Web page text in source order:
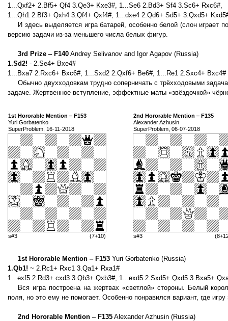
1...Qxf2+ 2.Bf5+ Qf4 3.Qe3+ Kxe3#, 1...Se6 2.Bd3+ Sf4 3.Sc6+ Rxc6#,
1...Qh1 2.Bf3+ Qxh4 3.Qf4+ Qxf4#, 1...dxe4 2.Qd6+ Sd5+ 3.Qxd5+
И здесь выделяется игра батарей, особенно белой (слон играет
версию задачи из-за меньшего числа белых фигур.
3rd Prize ‒ F140 Andrey Selivanov and Igor Agapov (Russia)
1.Sd2! - 2.Se4+ Bxe4#
1...Bxa7 2.Rxc6+ Bxc6#, 1...Sxd2 2.Qxf6+ Be6#, 1...Re1 2.Sxc4+ Bxc4#
Обычно двухходовкам трудно соперничать с трёхходовыми
задаче. Жертвенное вступление, эффектные маты «звёздочкой»
1st Hororable Mention ‒ F153
Yuri Gorbatenko
SuperProblem, 16-11-2018
s#3 (7+10)
2nd Hororable Mention ‒ F135
Alexander Azhusin
SuperProblem, 06-07-2018
s#3
1st Hororable Mention ‒ F153 Yuri Gorbatenko (Russia)
1.Qb1! ~ 2.Rc1+ Rxc1 3.Qa1+ Rxa1#
1...exf5 2.Rd3+ cxd3 3.Qb3+ Qxb3#, 1...exd5 2.Sxd5+ Qxd5 3.Bxa5+
Вся игра построена на жертвах «светлой» стороны. Белый
поля, но это ему не помогает. Особенно понравился вариант, где
2nd Hororable Mention ‒ F135 Alexander Azhusin (Russia)